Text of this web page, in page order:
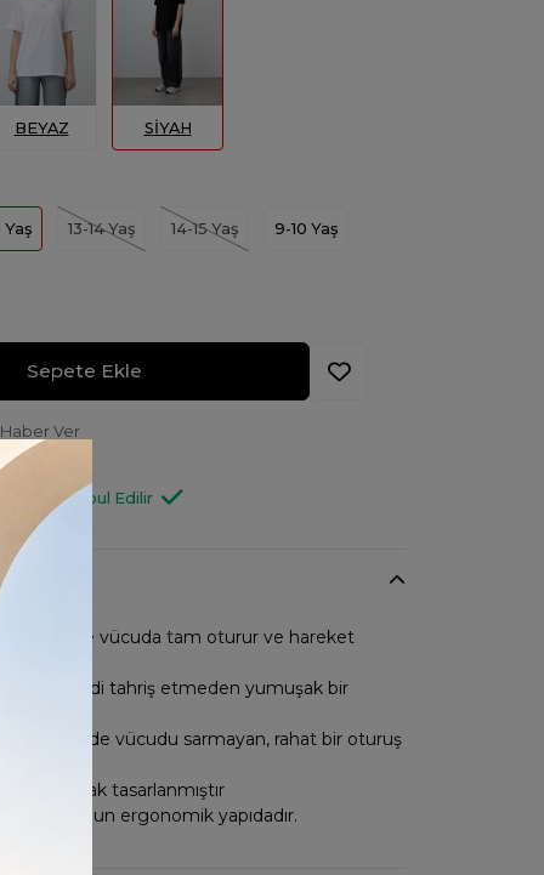
BEYAZ SİYAH
Yaş 13-14 Yaş 14-15 Yaş 9-10 Yaş
Sepete Ekle
Ver
Değişim Kabul Edilir
kesimiyle vücuda tam oturur ve hareket
cildi tahriş etmeden yumuşak bir
sayesinde vücudu sarmayan, rahat bir oturuş
özel olarak tasarlanmıştır
uygun ergonomik yapıdadır.